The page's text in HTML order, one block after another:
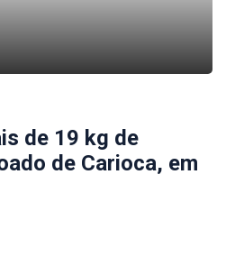
de 19 kg de
de Carioca, em